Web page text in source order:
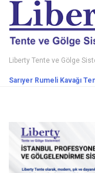
Liberty Tente ve Gölge
Sarıyer Rumeli Kavağı